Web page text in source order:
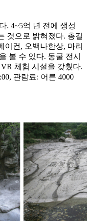
. 4~5억 년 전에 생성
것으로 밝혀졌다. 총길
이컨, 오백나한상, 마리
볼 수 있다. 동굴 전시
체험 시설을 갖췄다.
관람료: 어른 4000